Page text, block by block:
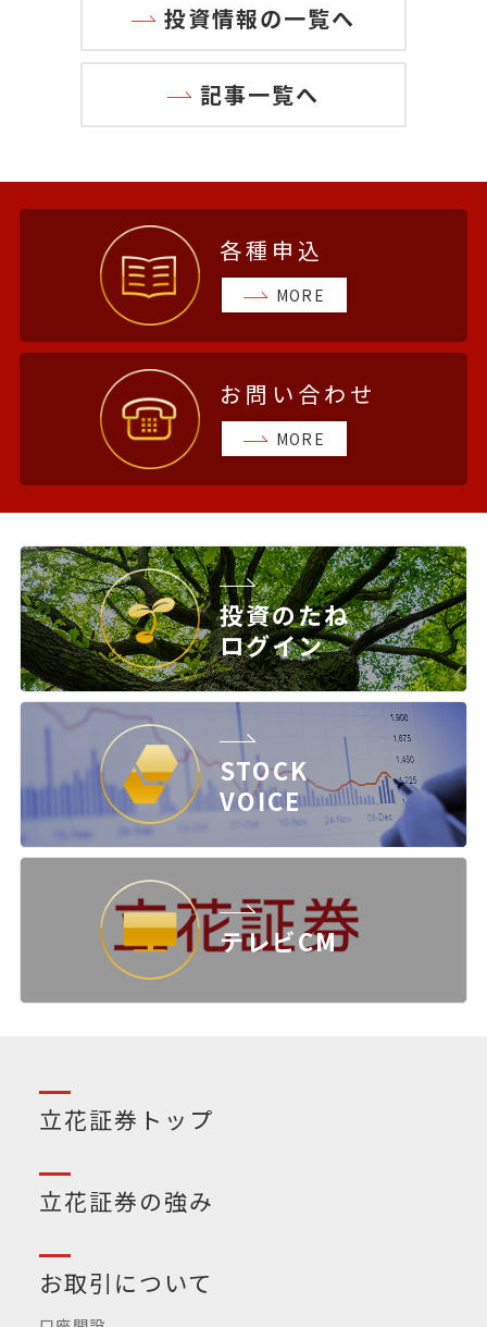
投資情報の一覧へ
記事一覧へ
各種申込
MORE
お問い合わせ
MORE
投資のたね
ログイン
STOCK
VOICE
テレビCM
立花証券トップ
立花証券の強み
お取引について